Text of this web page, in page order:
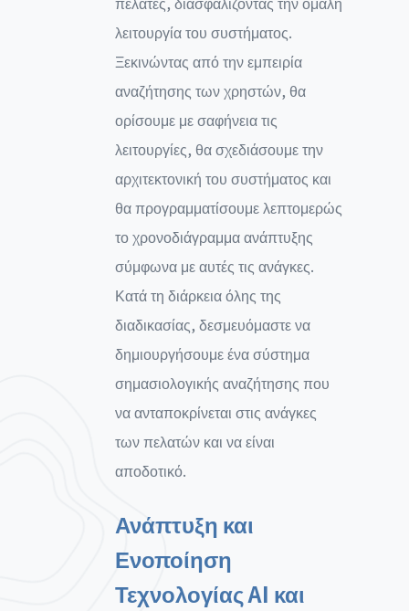
λειτουργία του συστήματος.
Ξεκινώντας από την εμπειρία
αναζήτησης των χρηστών, θα
ορίσουμε με σαφήνεια τις
λειτουργίες, θα σχεδιάσουμε την
αρχιτεκτονική του συστήματος και
θα προγραμματίσουμε λεπτομερώς
το χρονοδιάγραμμα ανάπτυξης
σύμφωνα με αυτές τις ανάγκες.
Κατά τη διάρκεια όλης της
διαδικασίας, δεσμευόμαστε να
δημιουργήσουμε ένα σύστημα
σημασιολογικής αναζήτησης που
να ανταποκρίνεται στις ανάγκες
των πελατών και να είναι
αποδοτικό.
Ανάπτυξη και
Ενοποίηση
Τεχνολογίας AI και